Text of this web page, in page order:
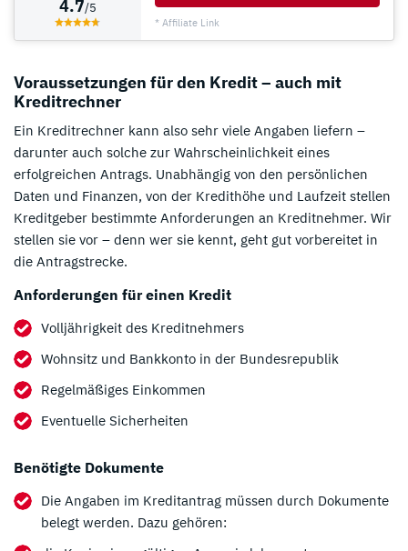
4.7/5
* Affiliate Link
Voraussetzungen für den Kredit – auch mit
Kreditrechner
Ein Kreditrechner kann also sehr viele Angaben liefern –
darunter auch solche zur Wahrscheinlichkeit eines
erfolgreichen Antrags. Unabhängig von den persönlichen
Daten und Finanzen, von der Kredithöhe und Laufzeit stellen
Kreditgeber bestimmte Anforderungen an Kreditnehmer. Wir
stellen sie vor – denn wer sie kennt, geht gut vorbereitet in
die Antragstrecke.
Anforderungen für einen Kredit
Volljährigkeit des Kreditnehmers
Wohnsitz und Bankkonto in der Bundesrepublik
Regelmäßiges Einkommen
Eventuelle Sicherheiten
Benötigte Dokumente
Die Angaben im Kreditantrag müssen durch Dokumente
belegt werden. Dazu gehören: